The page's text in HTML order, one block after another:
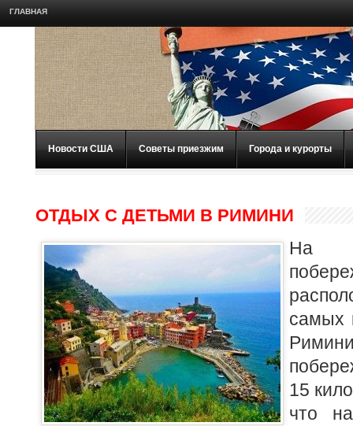
ГЛАВНАЯ
Новости США Советы приезжим Города и курорты
ОТДЫХ С ДЕТЬМИ В РИМИНИ
На
самых
15
что